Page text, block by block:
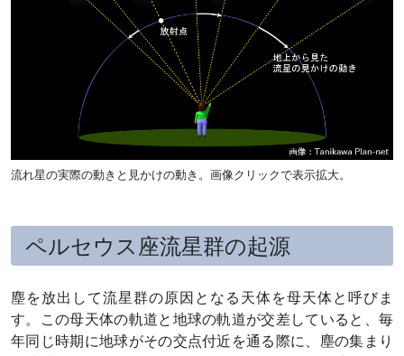
流れ星の実際の動きと見かけの動き。画像クリックで表示拡大。
ペルセウス座流星群の起源
塵を放出して流星群の原因となる天体を母天体と呼びま
す。この母天体の軌道と地球の軌道が交差していると、毎
年同じ時期に地球がその交点付近を通る際に、塵の集まり